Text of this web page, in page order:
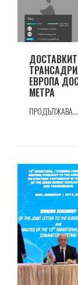
ЕВРОПА
МЕТРА
ПРОДЪЛЖАВА...